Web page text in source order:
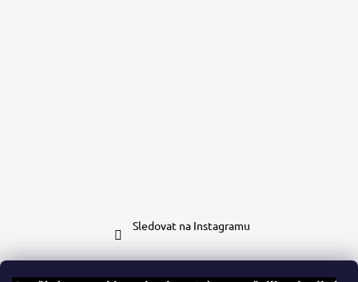
Sledovat na Instagramu
Kontakt